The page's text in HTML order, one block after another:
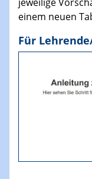
einem neuen
Für